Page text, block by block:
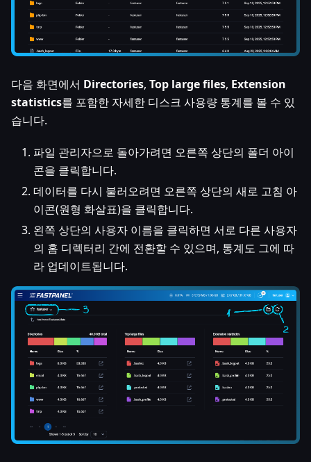
다음 화면에서 Directories, Top large files, Extension
statistics를 포함한 자세한 디스크 사용량 통계를 볼 수 있
습니다.
파일 관리자으로 돌아가려면 오른쪽 상단의 폴더 아이
콘을 클릭합니다.
데이터를 다시 불러오려면 오른쪽 상단의 새로 고침 아
이콘(원형 화살표)을 클릭합니다.
왼쪽 상단의 사용자 이름을 클릭하면 서로 다른 사용자
의 홈 디렉터리 간에 전환할 수 있으며, 통계도 그에 따
라 업데이트됩니다.